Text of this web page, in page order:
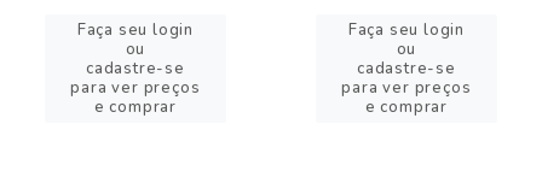
Faça seu login
ou
cadastre-se
para ver preços
e comprar
Faça seu login
ou
cadastre-se
para ver preços
e comprar